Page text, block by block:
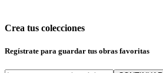
Crea tus colecciones
Regístrate para guardar tus obras favoritas